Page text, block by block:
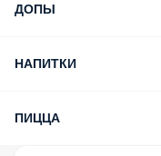
ДОПЫ
НАПИТКИ
ПИЦЦА